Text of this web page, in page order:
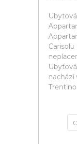
nachází